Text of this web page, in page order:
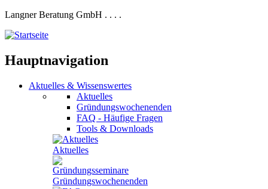
Langner Beratung GmbH . . . .
Hauptnavigation
Aktuelles & Wissenswertes
Aktuelles
Gründungswochenenden
FAQ - Häufige Fragen
Tools & Downloads
Aktuelles
Gründungswochenenden